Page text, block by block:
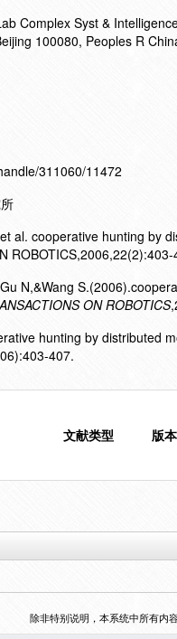
Complex Syst &
100080, Peoples R
311060/11472
al. cooperative hunting by
N,&Wang
ON ROBOTICS
hunting by distributed
407.
文献类型
版
除非特别说明，本系统中所有内